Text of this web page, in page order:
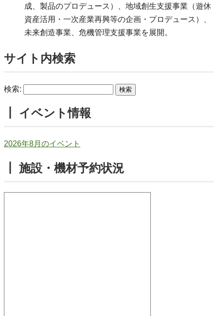
成、製品のプロデュース）、地域創生支援事業（遊休
資産活用・一次産業再興等の企画・プロデュース）、
未来創造事業、危機管理支援事業を展開。
サイト内検索
検索:
┃ イベント情報
2026年8月のイベント
┃ 施設・機材予約状況